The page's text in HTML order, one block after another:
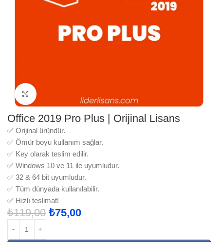
Büyütmek için tıklayın
Office 2019 Pro Plus | Orijinal Lisans
✅ Orijinal üründür.
✅ Ömür boyu kullanım sağlar.
✅ Key olarak teslim edilir.
✅ Windows 10 ve 11 ile uyumludur.
✅ 32 & 64 bit uyumludur.
✅ Tüm dünyada kullanılabilir.
✅ Hızlı teslimat!
₺119,00 ₺75,00